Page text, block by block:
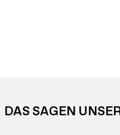
DAS SAGEN